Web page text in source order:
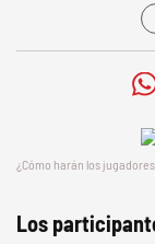
¿Cómo harán los
Los